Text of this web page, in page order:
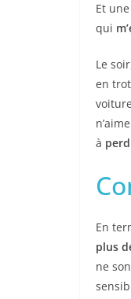
Et
qui
Le
en
à
En
plus
ne